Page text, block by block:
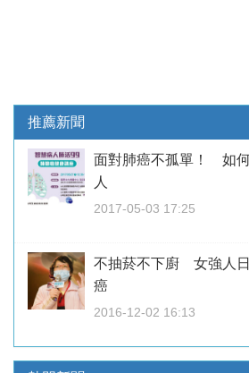
推薦新聞
面對肺癌不孤單！ 如
人
2017-05-03 17:25
不抽菸不下廚 女強人
癌
2016-12-02 16:13